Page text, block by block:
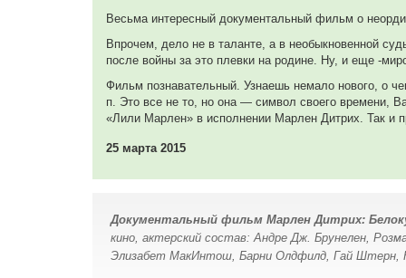
Вилли Брандт
играет самого себя, хроника, в титрах не указан
Жан Габен
играет самого себя, хроника, в титрах не указан
Энн Миллер
Джимми Дуранте
Весьма интересный документальный фильм о
Впрочем, дело не в таланте, а в необыкновенной
после войны за это плевки на родине. Ну, и еще -
Фильм познавательный. Узнаешь немало нового, о
п. Это все не то, но она — символ своего времени,
«Лили Марлен» в исполнении Марлен Дитрих. Так и
25 марта 2015
Документальный фильм Марлен Дитрих:
кино, актерский состав: Андре Дж. Брунелен,
Элизабет МакИнтош, Барни Олдфилд, Гай Штерн,